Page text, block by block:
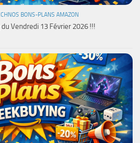
BONS-PLANS AMAZON
Vendredi 13 Février 2026 !!!